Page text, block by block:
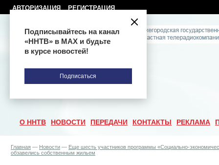
АВТОРИЗАЦИЯ РЕГИСТРАЦИЯ
О ННТВ НОВОСТИ ПЕРЕДАЧИ КОНТАКТЫ РЕКЛАМА
Главная — Новости — Еще шесть участников программы «Социально-
обзавелись собственным жильем
Подписывайтесь на канал
«ННТВ» в МАХ и будьте
в курсе новостей!
Подписаться